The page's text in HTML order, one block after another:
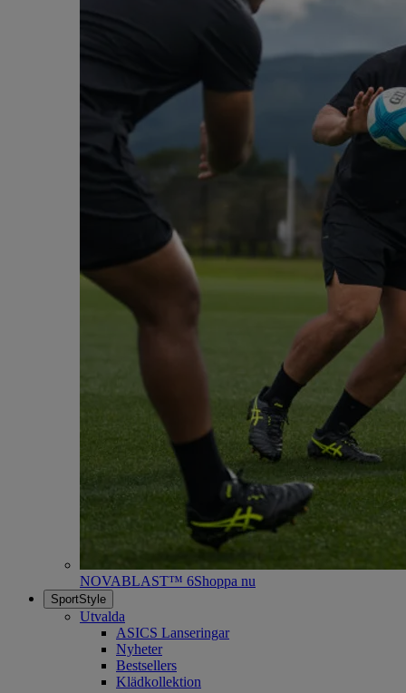
NOVABLAST™ 6Shoppa nu
SportStyle
Utvalda
ASICS Lanseringar
Nyheter
Bestsellers
Klädkollektion